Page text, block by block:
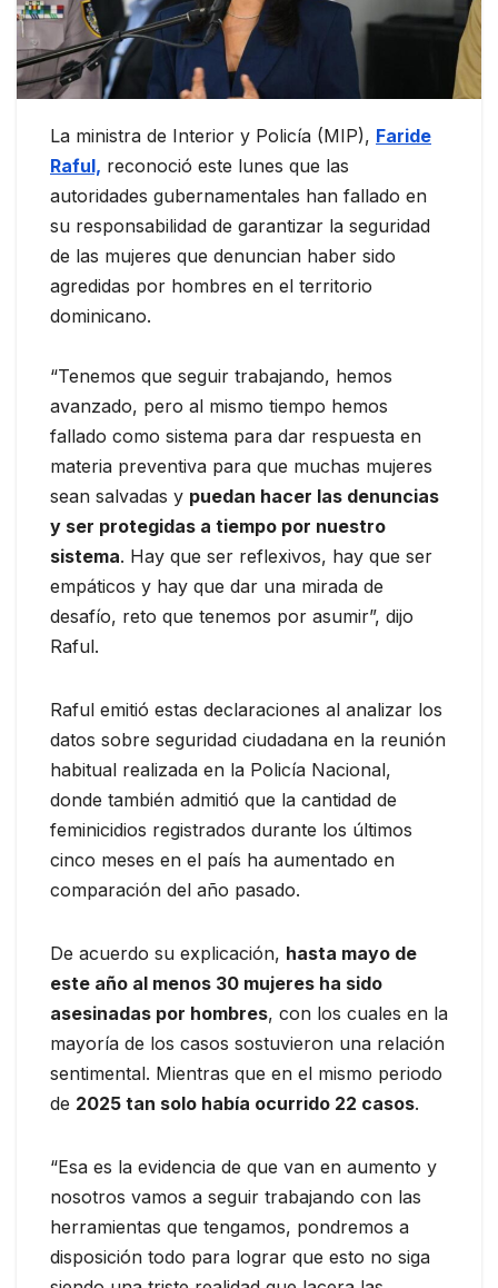
La ministra de Interior y Policía (MIP), Faride
Raful, reconoció este lunes que las
autoridades gubernamentales han fallado en
su responsabilidad de garantizar la seguridad
de las mujeres que denuncian haber sido
agredidas por hombres en el territorio
dominicano.
“Tenemos que seguir trabajando, hemos
avanzado, pero al mismo tiempo hemos
fallado como sistema para dar respuesta en
materia preventiva para que muchas mujeres
sean salvadas y puedan hacer las denuncias
y ser protegidas a tiempo por nuestro
sistema. Hay que ser reflexivos, hay que ser
empáticos y hay que dar una mirada de
desafío, reto que tenemos por asumir”, dijo
Raful.
Raful emitió estas declaraciones al analizar los
datos sobre seguridad ciudadana en la reunión
habitual realizada en la Policía Nacional,
donde también admitió que la cantidad de
feminicidios registrados durante los últimos
cinco meses en el país ha aumentado en
comparación del año pasado.
De acuerdo su explicación, hasta mayo de
este año al menos 30 mujeres ha sido
asesinadas por hombres, con los cuales en la
mayoría de los casos sostuvieron una relación
sentimental. Mientras que en el mismo periodo
de 2025 tan solo había ocurrido 22 casos.
“Esa es la evidencia de que van en aumento y
nosotros vamos a seguir trabajando con las
herramientas que tengamos, pondremos a
disposición todo para lograr que esto no siga